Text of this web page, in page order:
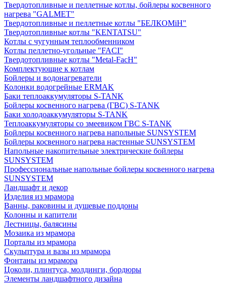
Твердотопливные и пеллетные котлы, бойлеры косвенного
нагрева "GALMET"
Твердотопливные и пеллетные котлы "БЕЛКОМiН"
Твердотопливные котлы "KENTATSU"
Котлы с чугунным теплообменником
Котлы пеллетно-угольные "FACI"
Твердотопливные котлы "Metal-FacH"
Комплектующие к котлам
Бойлеры и водонагреватели
Колонки водогрейные ERMAK
Баки теплоаккумуляторы S-TANK
Бойлеры косвенного нагрева (ГВС) S-TANK
Баки холодоаккумуляторы S-TANK
Теплоаккумуляторы со змеевиком ГВС S-TANK
Бойлеры косвенного нагрева напольные SUNSYSTEM
Бойлеры косвенного нагрева настенные SUNSYSTEM
Напольные накопительные электрические бойлеры
SUNSYSTEM
Профессиональные напольные бойлеры косвенного нагрева
SUNSYSTEM
Ландшафт и декор
Изделия из мрамора
Ванны, раковины и душевые поддоны
Колонны и капители
Лестницы, балясины
Мозаика из мрамора
Порталы из мрамора
Скульптура и вазы из мрамора
Фонтаны из мрамора
Цоколи, плинтуса, молдинги, бордюры
Элементы ландшафтного дизайна